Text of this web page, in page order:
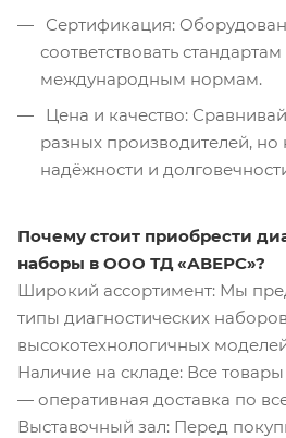
Сертификация:
соответствовать
международным нормам.
Цена и качество:
разных производителей, но
надёжности и
Почему стоит приобрести
наборы в ООО ТД «АВЕРС»?
Широкий ассортимент: Мы
типы диагностических
высокотехнологичных
Наличие на складе: Все
— оперативная доставка по
Выставочный зал: Перед